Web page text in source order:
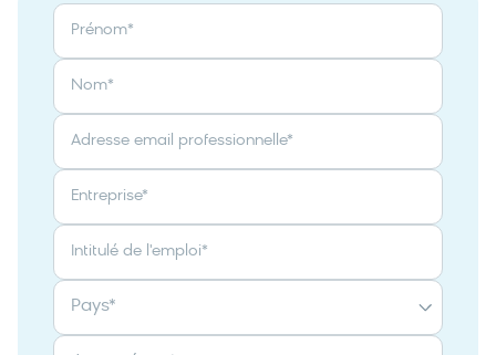
Prénom*
Nom*
Adresse email professionnelle*
Entreprise*
Intitulé de l'emploi*
Pays*